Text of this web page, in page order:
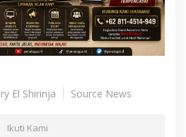
El Shirinja Source News
Ikuti Kami